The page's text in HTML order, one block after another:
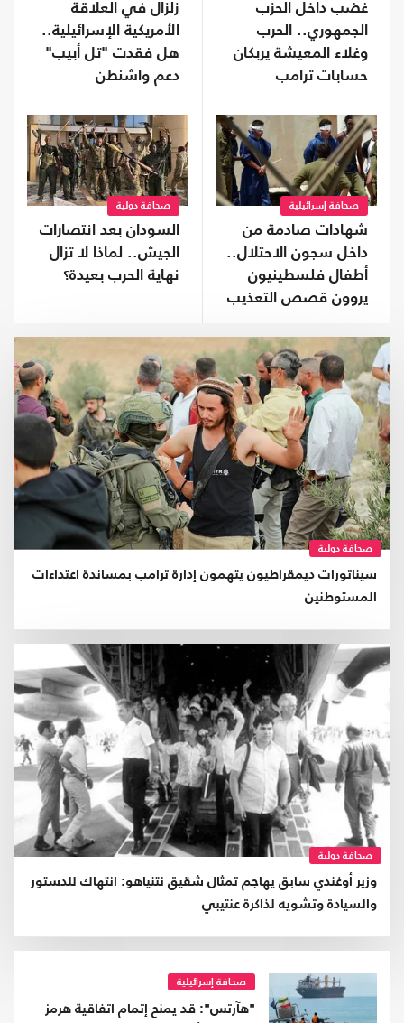
غضب داخل الحزب
الجمهوري.. الحرب
وغلاء المعيشة يربكان
حسابات ترامب
زلزال في العلاقة
الأمريكية الإسرائيلية..
هل فقدت "تل أبيب"
دعم واشنطن
صحافة إسرائيلية
شهادات صادمة من
داخل سجون الاحتلال..
أطفال فلسطينيون
يروون قصص التعذيب
صحافة دولية
السودان بعد انتصارات
الجيش.. لماذا لا تزال
نهاية الحرب بعيدة؟
صحافة دولية
سيناتورات ديمقراطيون يتهمون إدارة ترامب بمساندة اعتداءات
المستوطنين
صحافة دولية
وزير أوغندي سابق يهاجم تمثال شقيق نتنياهو: انتهاك للدستور
والسيادة وتشويه لذاكرة عنتيبي
صحافة إسرائيلية
"هآرتس": قد يمنح إتمام اتفاقية هرمز